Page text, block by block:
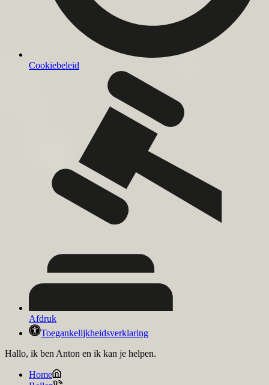
Cookiebeleid
Afdruk
Toegankelijkheidsverklaring
Hallo, ik ben Anton en ik kan je helpen.
Home